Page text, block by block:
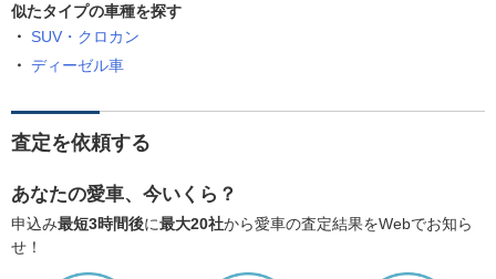
似たタイプの車種を探す
SUV・クロカン
ディーゼル車
査定を依頼する
あなたの愛車、今いくら？
申込み最短3時間後に最大20社から愛車の査定結果をWebでお知ら
せ！